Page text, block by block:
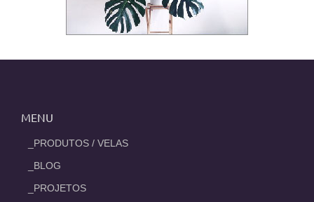
MENU
_PRODUTOS / VELAS
_BLOG
_PROJETOS